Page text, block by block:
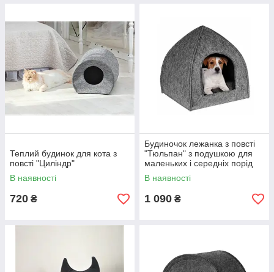
Теплий будинок для кота з
повсті "Циліндр"
В наявності
720 ₴
Будиночок лежанка з повсті
"Тюльпан" з подушкою для
маленьких і середніх порід
собак розмір Л
В наявності
1 090 ₴